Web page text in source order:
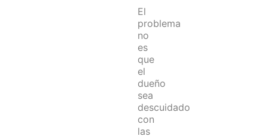
El
problema
no
es
que
el
dueño
sea
descuidado
con
las